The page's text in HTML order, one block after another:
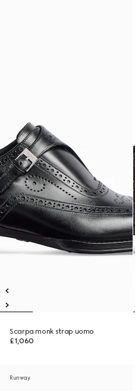
Scarpa monk strap uomo
£1,060
Runway